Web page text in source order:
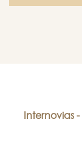
Internovias -